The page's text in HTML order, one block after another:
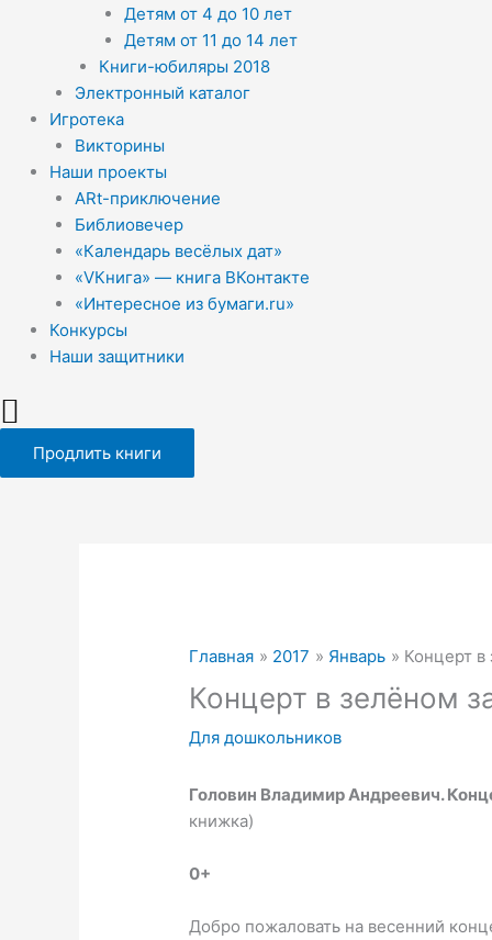
Детям от 4 до 10 лет
Детям от 11 до 14 лет
Книги-юбиляры 2018
Электронный каталог
Игротека
Викторины
Наши проекты
ARt-приключение
Библиовечер
«Календарь весёлых дат»
«VКнига» — книга ВКонтакте
«Интересное из бумаги.ru»
Конкурсы
Наши защитники
Продлить книги
Главная 2017 Январь Концерт в
Концерт в зелёном
Для дошкольников
Головин Владимир Андреевич.
книжка)
0+
Добро пожаловать на весенний